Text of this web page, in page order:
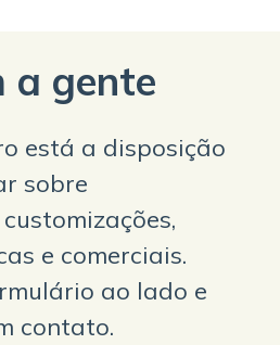
a gente
está a disposição
sobre
e comerciais.
ao lado e
contato.